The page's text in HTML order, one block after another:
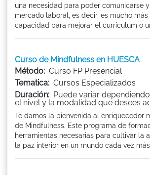
una necesidad para poder comunicarse
mercado laboral, es decir, es mucho más
capacidad para mejorar el currículum o
Curso de Mindfulness en HUESCA
Método: Curso FP Presencial
Tematica: Cursos Especializados
Duración: Puede variar
el nivel y la modalidad que desees
Te damos la bienvenida al enriquecedor
de Mindfulness. Este programa de
herramientas necesarias para cultivar la
la paz interior en un mundo cada vez más